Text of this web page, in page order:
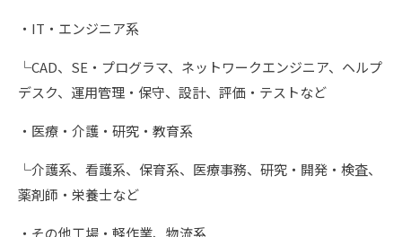
・IT・エンジニア系
└CAD、SE・プログラマ、ネットワークエンジニア、ヘルプ
デスク、運用管理・保守、設計、評価・テストなど
・医療・介護・研究・教育系
└介護系、看護系、保育系、医療事務、研究・開発・検査、
薬剤師・栄養士など
・その他工場・軽作業、物流系